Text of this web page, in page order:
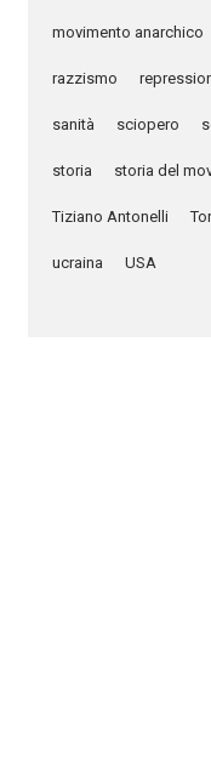
movimento anarchico
razzismo
sanità sciopero
storia storia del
Tiziano Antonelli
ucraina USA